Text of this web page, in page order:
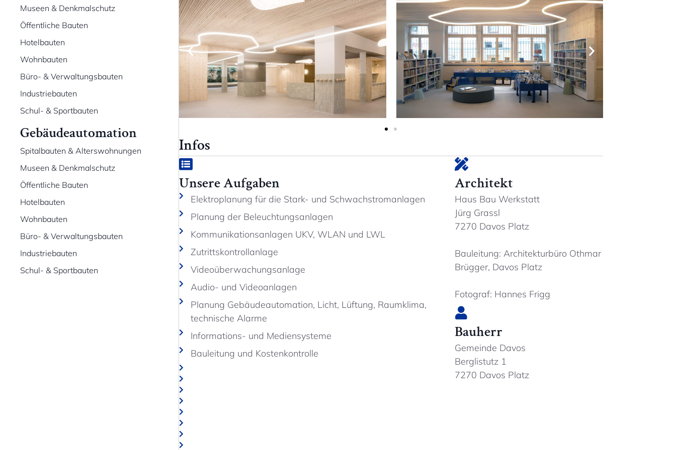
Museen & Denkmalschutz
Öffentliche Bauten
Hotelbauten
Wohnbauten
Büro- & Verwaltungsbauten
Industriebauten
Schul- & Sportbauten
Gebäudeautomation
Spitalbauten & Alterswohnungen
Museen & Denkmalschutz
Öffentliche Bauten
Hotelbauten
Wohnbauten
Büro- & Verwaltungsbauten
Industriebauten
Schul- & Sportbauten
Infos
Unsere Aufgaben
Elektroplanung für die Stark- und Schwachstromanlagen
Planung der Beleuchtungsanlagen
Kommunikationsanlagen UKV, WLAN und LWL
Zutrittskontrollanlage
Videoüberwachungsanlage
Audio- und Videoanlagen
Planung Gebäudeautomation, Licht, Lüftung, Raumklima,
technische Alarme
Informations- und Mediensysteme
Bauleitung und Kostenkontrolle
Architekt
Haus Bau Werkstatt
Jürg Grassl
7270 Davos Platz
Bauleitung: Architekturbüro Othmar
Brügger, Davos Platz
Fotograf: Hannes Frigg
Bauherr
Gemeinde Davos
Berglistutz 1
7270 Davos Platz